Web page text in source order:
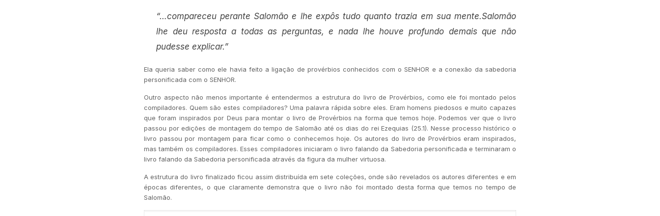
“…compareceu perante Salomão e lhe expôs tudo quanto trazia em sua mente.Salomão
lhe deu resposta a todas as perguntas, e nada lhe houve profundo demais que não
pudesse explicar.”
Ela queria saber como ele havia feito a ligação de provérbios conhecidos com o SENHOR e a conexão da sabedoria
personificada com o SENHOR.
Outro aspecto não menos importante é entendermos a estrutura do livro de Provérbios, como ele foi montado pelos
compiladores. Quem são estes compiladores? Uma palavra rápida sobre eles. Eram homens piedosos e muito capazes
que foram inspirados por Deus para montar o livro de Provérbios na forma que temos hoje. Podemos ver que o livro
passou por edições de montagem do tempo de Salomão até os dias do rei Ezequias (25.1). Nesse processo histórico o
livro passou por montagem para ficar como o conhecemos hoje. Os autores do livro de Provérbios eram inspirados,
mas também os compiladores. Esses compiladores iniciaram o livro falando da Sabedoria personificada e terminaram o
livro falando da Sabedoria personificada através da figura da mulher virtuosa.
A estrutura do livro finalizado ficou assim distribuída em sete coleções, onde são revelados os autores diferentes e em
épocas diferentes, o que claramente demonstra que o livro não foi montado desta forma que temos no tempo de
Salomão.